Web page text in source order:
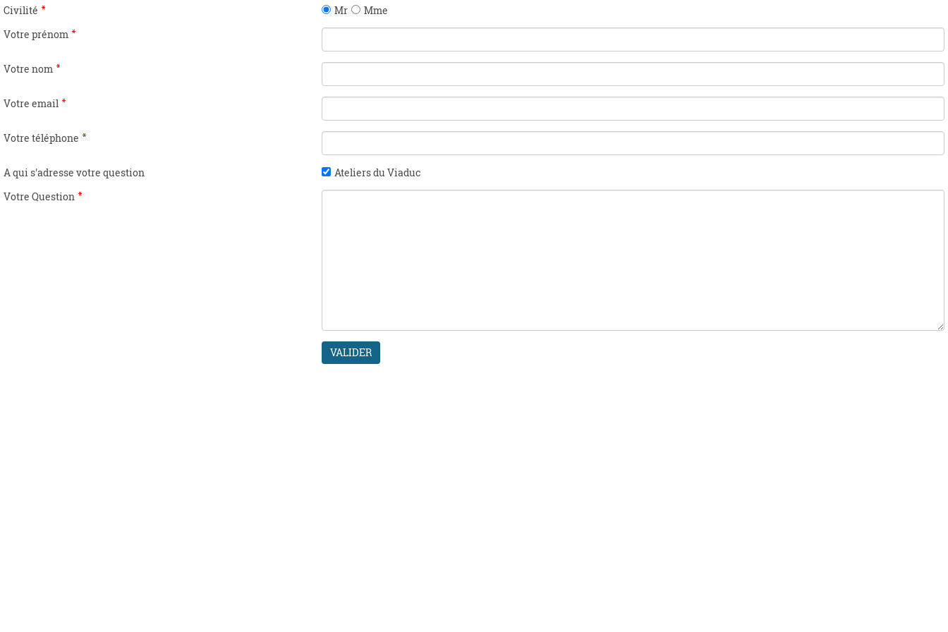
Civilité Mr
Mme
Votre prénom
Votre nom
Votre email
Votre téléphone
A qui s'adresse votre question
Ateliers du Viaduc
Votre Question